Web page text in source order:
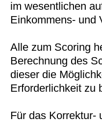
im wesentlichen
Einkommens- und
Alle zum Scoring
Berechnung des
dieser die
Erforderlichkeit zu
Für das Korrektur-